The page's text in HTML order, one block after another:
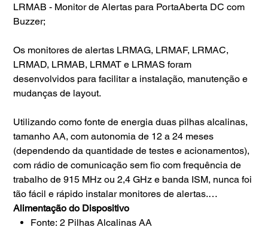
LRMAB - Monitor de Alertas para PortaAberta DC com
Buzzer;
Os monitores de alertas LRMAG, LRMAF, LRMAC,
LRMAD, LRMAB, LRMAT e LRMAS foram
desenvolvidos para facilitar a instalação, manutenção e
mudanças de layout.
Utilizando como fonte de energia duas pilhas alcalinas,
tamanho AA, com autonomia de 12 a 24 meses
(dependendo da quantidade de testes e acionamentos),
com rádio de comunicação sem fio com frequência de
trabalho de 915 MHz ou 2,4 GHz e banda ISM, nunca foi
tão fácil e rápido instalar monitores de alertas.
Alimentação do Dispositivo
Fonte: 2 Pilhas Alcalinas AA